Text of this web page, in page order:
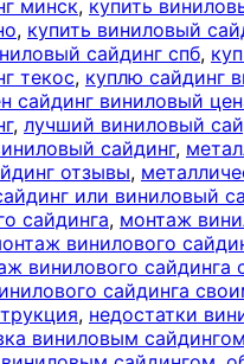
минск, купить
, купить виниловый
сайдинг спб,
текос, куплю сайдинг
сайдинг виниловый
, лучший виниловый
сайдинг,
отзывы,
или виниловый
сайдинга, монтаж
винилового
винилового сайдинга
сайдинга
, недостатки
виниловым сайдингом